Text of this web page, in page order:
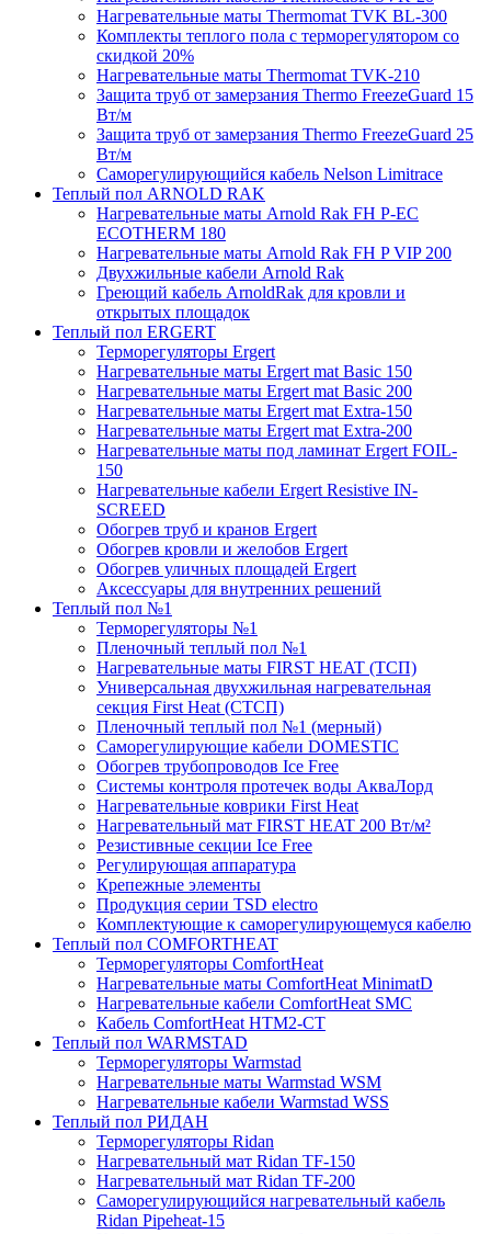
Нагревательные маты Thermomat TVK BL-300
Комплекты теплого пола с терморегулятором со
скидкой 20%
Нагревательные маты Thermomat TVK-210
Защита труб от замерзания Thermo FreezeGuard 15
Вт/м
Защита труб от замерзания Thermo FreezeGuard 25
Вт/м
Саморегулирующийся кабель Nelson Limitrace
Теплый пол ARNOLD RAK
Нагревательные маты Arnold Rak FH P-EC
ECOTHERM 180
Нагревательные маты Arnold Rak FH P VIP 200
Двухжильные кабели Arnold Rak
Греющий кабель ArnoldRak для кровли и
открытых площадок
Теплый пол ERGERT
Терморегуляторы Ergert
Нагревательные маты Ergert mat Basic 150
Нагревательные маты Ergert mat Basic 200
Нагревательные маты Ergert mat Extra-150
Нагревательные маты Ergert mat Extra-200
Нагревательные маты под ламинат Ergert FOIL-
150
Нагревательные кабели Ergert Resistive IN-
SCREED
Обогрев труб и кранов Ergert
Обогрев кровли и желобов Ergert
Обогрев уличных площадей Ergert
Аксессуары для внутренних решений
Теплый пол №1
Терморегуляторы №1
Пленочный теплый пол №1
Нагревательные маты FIRST HEAT (ТСП)
Универсальная двухжильная нагревательная
секция First Heat (СТСП)
Пленочный теплый пол №1 (мерный)
Саморегулирующие кабели DOMESTIC
Обогрев трубопроводов Ice Free
Системы контроля протечек воды АкваЛорд
Нагревательные коврики First Heat
Нагревательный мат FIRST HEAT 200 Вт/м²
Резистивные секции Ice Free
Регулирующая аппаратура
Крепежные элементы
Продукция серии TSD electro
Комплектующие к саморегулирующемуся кабелю
Теплый пол COMFORTHEAT
Терморегуляторы ComfortHeat
Нагревательные маты ComfortHeat MinimatD
Нагревательные кабели ComfortHeat SMC
Кабель ComfortHeat HTM2-CT
Теплый пол WARMSTAD
Терморегуляторы Warmstad
Нагревательные маты Warmstad WSM
Нагревательные кабели Warmstad WSS
Теплый пол РИДАН
Терморегуляторы Ridan
Нагревательный мат Ridan TF-150
Нагревательный мат Ridan TF-200
Саморегулирующийся нагревательный кабель
Ridan Pipeheat-15